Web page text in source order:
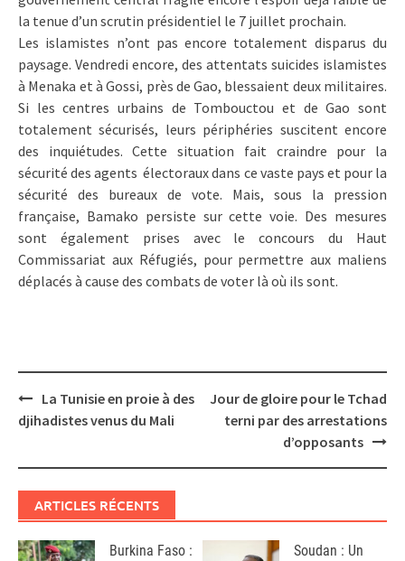
la tenue d’un scrutin présidentiel le 7 juillet prochain.
Les islamistes n’ont pas encore totalement disparus du
paysage. Vendredi encore, des attentats suicides islamistes
à Menaka et à Gossi, près de Gao, blessaient deux militaires.
Si les centres urbains de Tombouctou et de Gao sont
totalement sécurisés, leurs périphéries suscitent encore
des inquiétudes. Cette situation fait craindre pour la
sécurité des agents électoraux dans ce vaste pays et pour la
sécurité des bureaux de vote. Mais, sous la pression
française, Bamako persiste sur cette voie. Des mesures
sont également prises avec le concours du Haut
Commissariat aux Réfugiés, pour permettre aux maliens
déplacés à cause des combats de voter là où ils sont.
Post
navigation
La Tunisie en proie à des
djihadistes venus du Mali
Jour de gloire pour le Tchad
terni par des arrestations
d’opposants
ARTICLES RÉCENTS
Burkina Faso :
Soudan : Un